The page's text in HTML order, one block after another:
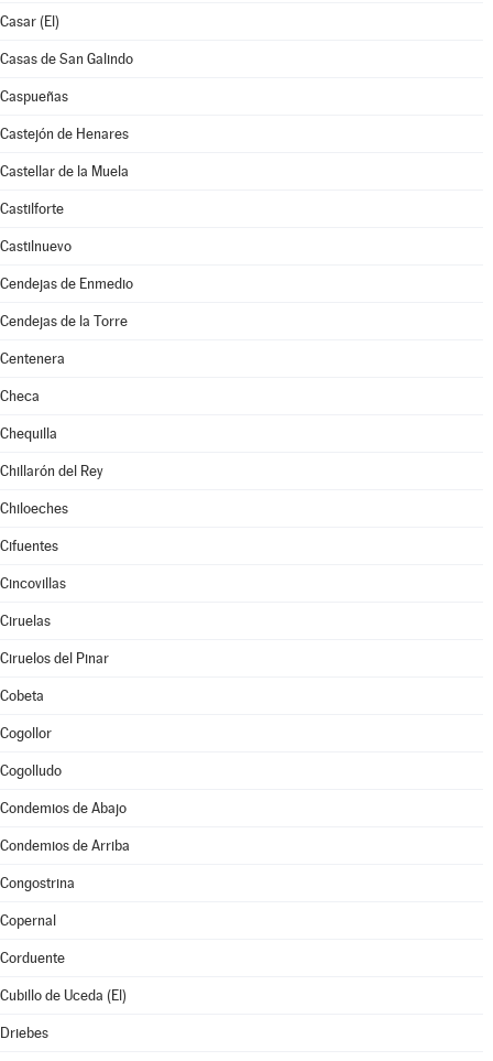
Casar (El)
Casas de San Galindo
Caspueñas
Castejón de Henares
Castellar de la Muela
Castilforte
Castilnuevo
Cendejas de Enmedio
Cendejas de la Torre
Centenera
Checa
Chequilla
Chillarón del Rey
Chiloeches
Cifuentes
Cincovillas
Ciruelas
Ciruelos del Pinar
Cobeta
Cogollor
Cogolludo
Condemios de Abajo
Condemios de Arriba
Congostrina
Copernal
Corduente
Cubillo de Uceda (El)
Driebes